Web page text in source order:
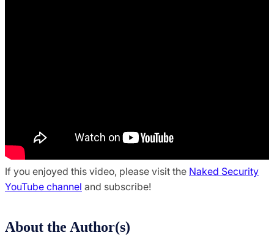
If you enjoyed this video, please visit the Naked Security
YouTube channel and subscribe!
About the Author(s)